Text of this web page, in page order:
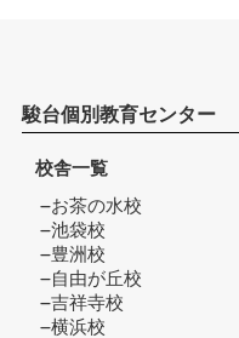
駿台個別教育センター
校舎一覧
お茶の水校
池袋校
豊洲校
自由が丘校
吉祥寺校
横浜校